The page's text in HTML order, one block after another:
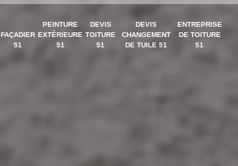
FAÇADIER
51
PEINTURE
EXTÉRIEURE
51
DEVIS
TOITURE
51
DEVIS
CHANGEMENT
DE TUILE 51
ENTREPRISE
DE TOITURE
51